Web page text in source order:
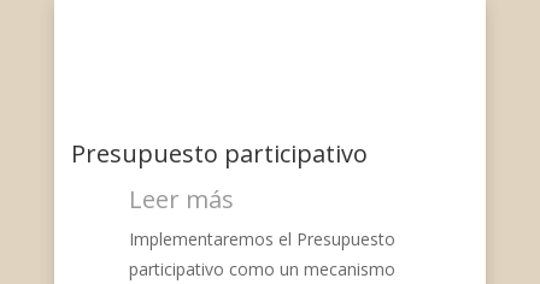
Presupuesto participativo
Leer más
Implementaremos el Presupuesto
participativo como un mecanismo